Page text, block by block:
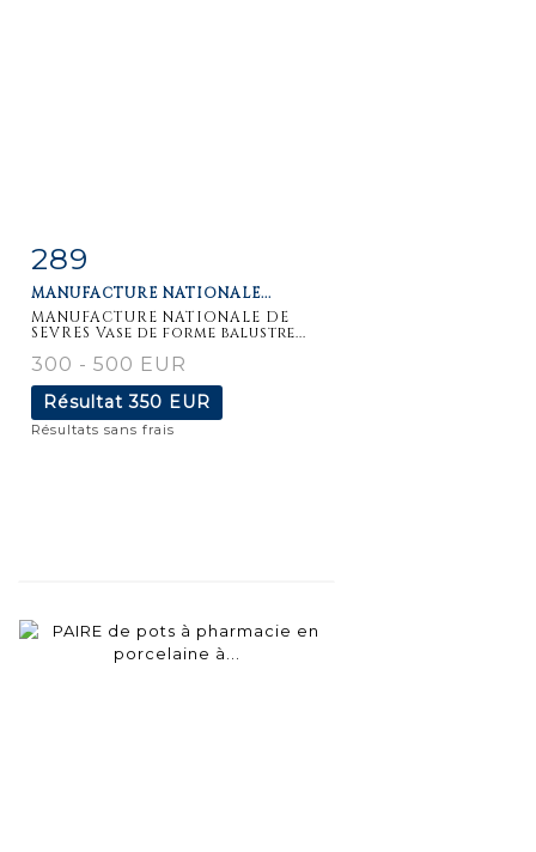
Fiche
détaillée
289
MANUFACTURE NATIONALE...
MANUFACTURE NATIONALE DE
SEVRES Vase de forme balustre...
300 - 500 EUR
Résultat350 EUR
Résultats sans frais